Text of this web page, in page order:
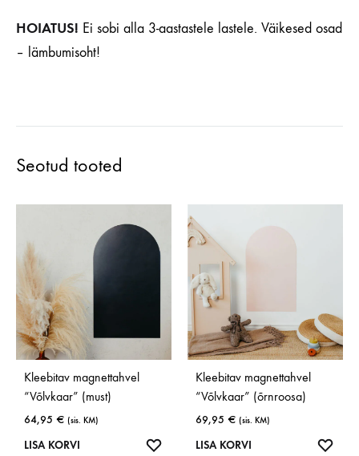
HOIATUS! Ei sobi alla 3-aastastele lastele. Väikesed osad
– lämbumisoht!
Seotud tooted
Kleebitav magnettahvel
“Võlvkaar” (must)
64,95 € (sis. KM)
LISA KORVI
Kleebitav magnettahvel
“Võlvkaar” (õrnroosa)
69,95 € (sis. KM)
LISA KORVI